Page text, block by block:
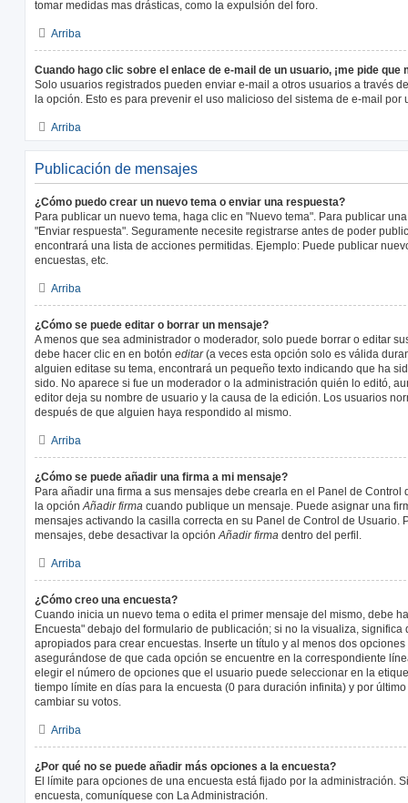
tomar medidas mas drásticas, como la expulsión del foro.
Arriba
Cuando hago clic sobre el enlace de e-mail de un usuario, ¡me pide que
Solo usuarios registrados pueden enviar e-mail a otros usuarios a través
la opción. Esto es para prevenir el uso malicioso del sistema de e-mail por
Arriba
Publicación de mensajes
¿Cómo puedo crear un nuevo tema o enviar una respuesta?
Para publicar un nuevo tema, haga clic en "Nuevo tema". Para publicar
"Enviar respuesta". Seguramente necesite registrarse antes de poder
encontrará una lista de acciones permitidas. Ejemplo: Puede publicar
encuestas, etc.
Arriba
¿Cómo se puede editar o borrar un mensaje?
A menos que sea administrador o moderador, solo puede borrar o editar
debe hacer clic en en botón editar(a veces esta opción solo es válida
alguien editase su tema, encontrará un pequeño texto indicando que ha
sido. No aparece si fue un moderador o la administración quién lo editó,
editor deja su nombre de usuario y la causa de la edición. Los usuarios
después de que alguien haya respondido al mismo.
Arriba
¿Cómo se puede añadir una firma a mi mensaje?
Para añadir una firma a sus mensajes debe crearla en el Panel de Control
la opciónAñadir firma cuando publique un mensaje. Puede asignar una
mensajes activando la casilla correcta en su Panel de Control de Usuario.
mensajes, debe desactivar la opciónAñadir firma dentro del perfil.
Arriba
¿Cómo creo una encuesta?
Cuando inicia un nuevo tema o edita el primer mensaje del mismo, debe
Encuesta" debajo del formulario de publicación; si no la visualiza, significa
apropiados para crear encuestas. Inserte un título y al menos dos
asegurándose de que cada opción se encuentre en la correspondiente
elegir el número de opciones que el usuario puede seleccionar en la
tiempo límite en días para la encuesta (0 para duración infinita) y por
cambiar su votos.
Arriba
¿Por qué no se puede añadir más opciones a la encuesta?
El límite para opciones de una encuesta está fijado por la administración.
encuesta, comuníquese con La Administración.